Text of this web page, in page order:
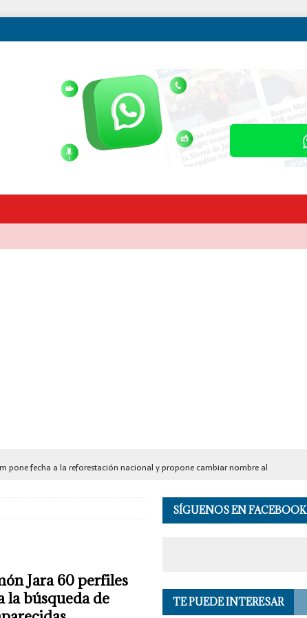
pone fecha a la reforestación nacional y propone cambiar nombre al
de rehabilitación en Guadalajara: aseguran 1.2 mdp, armas y detienen
con 81 billetes de 500 pesos presuntamente falsos en CDMX
C-5
Jara 60 perfiles
la búsqueda de
SÍGUENOS EN FACEBOOK
TE PUEDE INTERESAR